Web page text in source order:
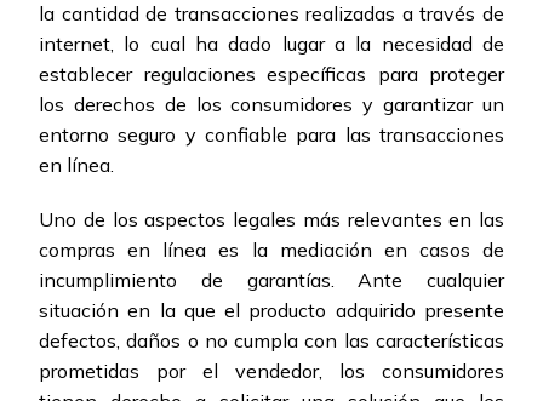
la cantidad de transacciones realizadas a través de
internet, lo cual ha dado lugar a la necesidad de
establecer regulaciones específicas para proteger
los derechos de los consumidores y garantizar un
entorno seguro y confiable para las transacciones
en línea.
Uno de los aspectos legales más relevantes en las
compras en línea es la mediación en casos de
incumplimiento de garantías. Ante cualquier
situación en la que el producto adquirido presente
defectos, daños o no cumpla con las características
prometidas por el vendedor, los consumidores